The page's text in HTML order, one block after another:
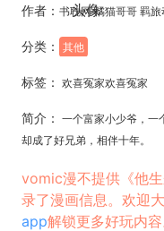
作者： 书耽网 橘猫哥哥 羁旅
分类： 其他
标签： 欢喜冤家欢喜冤家
简介： 一个富家小少爷，一
却成了好兄弟，相伴十年。
vomic漫不提供《他
录了漫画信息。欢迎
app解锁更多好玩内容